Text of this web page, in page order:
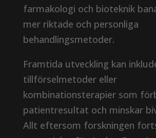
farmakologi och bioteknik
mer riktade och personliga
behandlingsmetoder.
Framtida utveckling kan
tillförselmetoder eller
kombinationsterapier som
patientresultat och minskar
Allt eftersom forskningen